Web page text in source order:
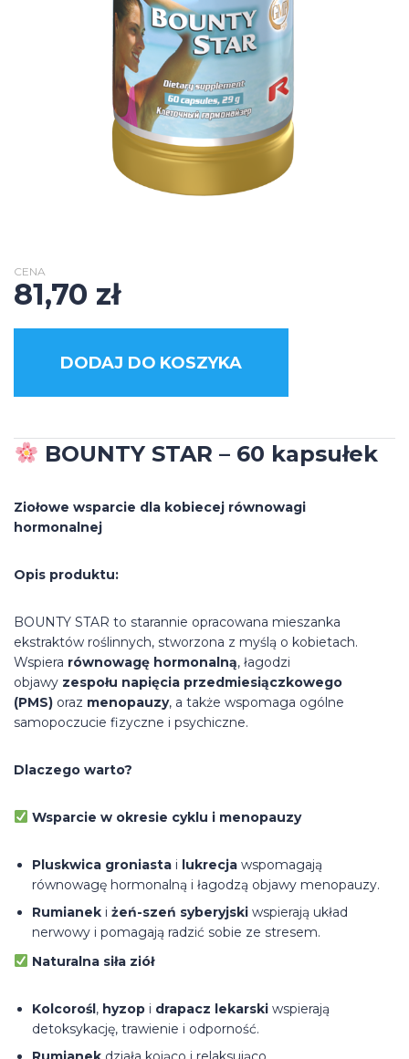
CENA
81,70 zł
DODAJ DO KOSZYKA
BOUNTY STAR – 60 kapsułek
Ziołowe wsparcie dla kobiecej równowagi
hormonalnej
Opis produktu:
BOUNTY STAR to starannie opracowana mieszanka
ekstraktów roślinnych, stworzona z myślą o kobietach.
Wspiera równowagę hormonalną, łagodzi
objawy zespołu napięcia przedmiesiączkowego
(PMS) oraz menopauzy, a także wspomaga ogólne
samopoczucie fizyczne i psychiczne.
Dlaczego warto?
Wsparcie w okresie cyklu i menopauzy
Pluskwica groniasta i lukrecja wspomagają
równowagę hormonalną i łagodzą objawy menopauzy.
Rumianek i żeń-szeń syberyjski wspierają układ
nerwowy i pomagają radzić sobie ze stresem.
Naturalna siła ziół
Kolcorośl, hyzop i drapacz lekarski wspierają
detoksykację, trawienie i odporność.